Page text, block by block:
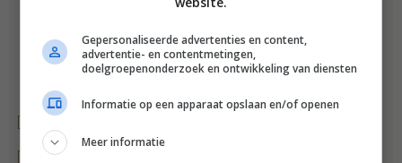
Gepersonaliseerde advertenties en content,
advertentie- en contentmetingen,
doelgroepenonderzoek en ontwikkeling van diensten
Informatie op een apparaat opslaan en/of openen
Meer informatie